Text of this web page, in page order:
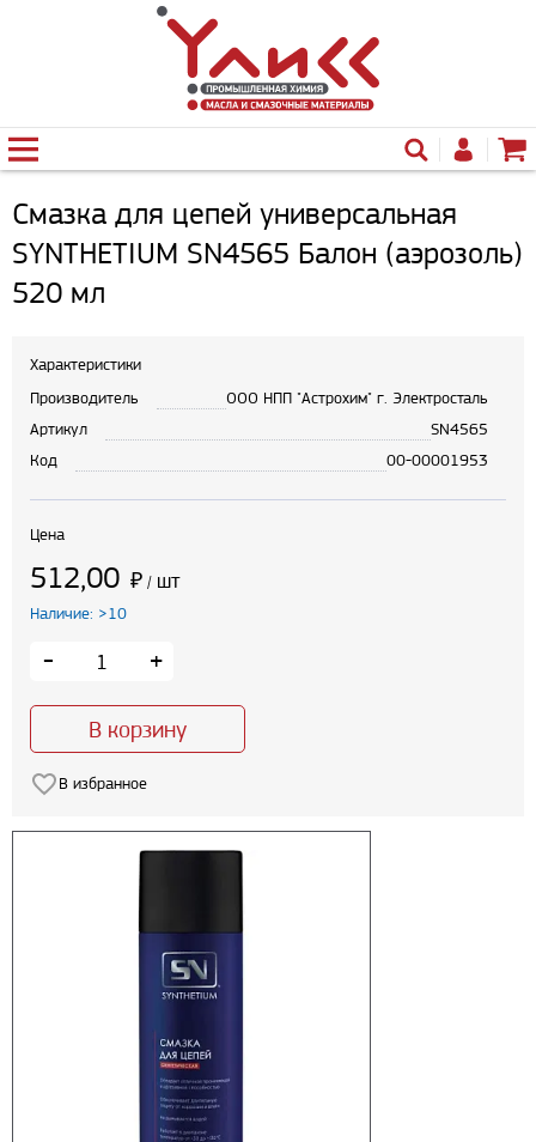
Смазка для цепей универсальная
SYNTHETIUM SN4565 Балон (аэрозоль)
520 мл
Характеристики
Производитель
ООО НПП "Астрохим" г. Электросталь
Артикул
SN4565
Код
00-00001953
Цена
512,00 ₽ / шт
Наличие: >10
- +
В корзину
В избранное